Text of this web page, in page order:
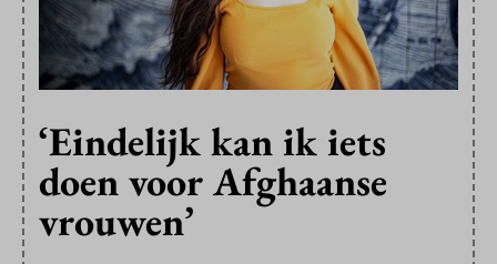
‘Eindelijk kan ik iets
doen voor Afghaanse
vrouwen’